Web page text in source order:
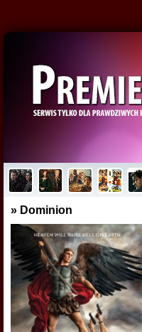
» Dominion